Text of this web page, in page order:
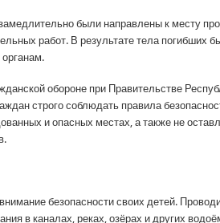
были направлены к месту
работ. В результате тела погибших
обороне при Правительстве
строго соблюдать правила
и опасных местах, а также не
безопасности своих детей.
в каналах, реках, озёрах и других